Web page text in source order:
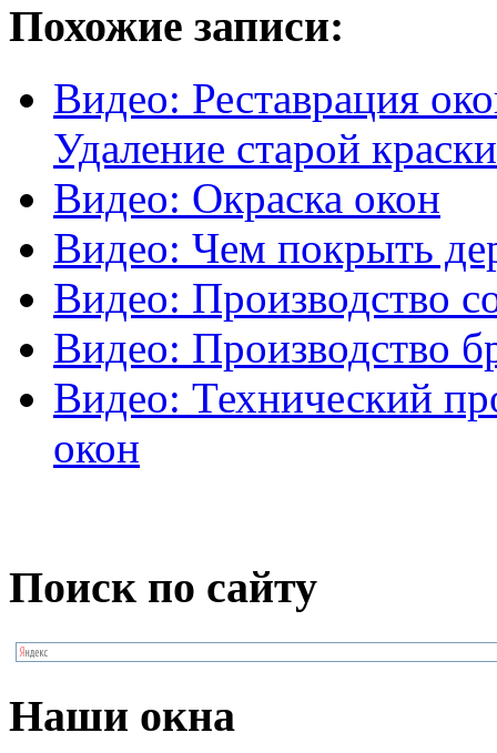
Похожие записи:
Видео: Реставрация
Удаление старой
Видео: Окраска окон
Видео: Чем покрыть
Видео: Производство
Видео: Производство
Видео: Технический
окон
Поиск по сайту
Наши окна